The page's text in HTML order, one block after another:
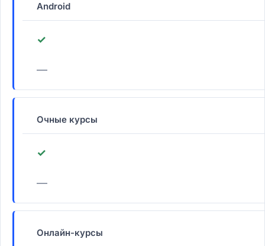
Android
✓
—
Очные курсы
✓
—
Онлайн-курсы